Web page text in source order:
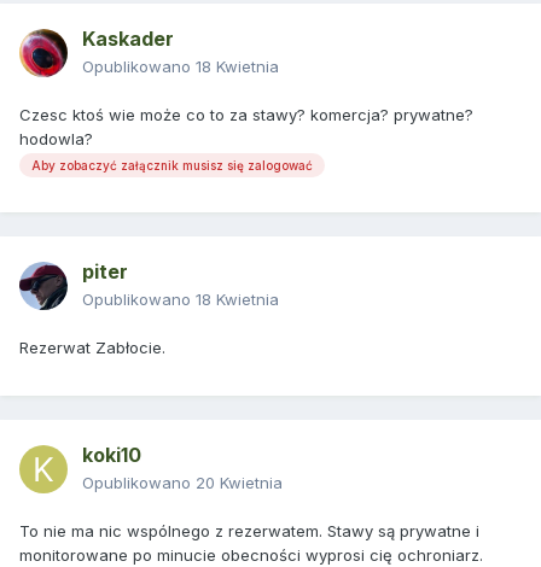
Kaskader
Opublikowano 18 Kwietnia
Czesc ktoś wie może co to za stawy? komercja? prywatne?
hodowla?
Aby zobaczyć załącznik musisz się zalogować
piter
Opublikowano 18 Kwietnia
Rezerwat Zabłocie.
koki10
Opublikowano 20 Kwietnia
To nie ma nic wspólnego z rezerwatem. Stawy są prywatne i
monitorowane po minucie obecności wyprosi cię ochroniarz.